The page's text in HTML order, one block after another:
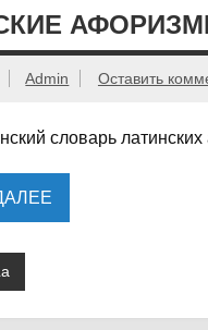
Admin Оставить
словарь